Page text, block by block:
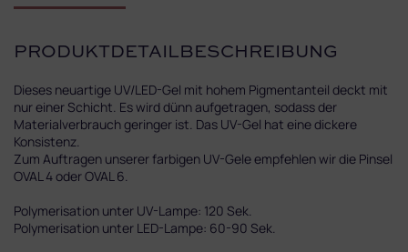
PRODUKTDETAILBESCHREIBUNG
Dieses neuartige UV/LED-Gel mit hohem Pigmentanteil deckt mit
nur einer Schicht. Es wird dünn aufgetragen, sodass der
Materialverbrauch geringer ist. Das UV-Gel hat eine dickere
Konsistenz.
Zum Auftragen unserer farbigen UV-Gele empfehlen wir die Pinsel
OVAL 4 oder OVAL 6.
Polymerisation unter UV-Lampe: 120 Sek.
Polymerisation unter LED-Lampe: 60-90 Sek.